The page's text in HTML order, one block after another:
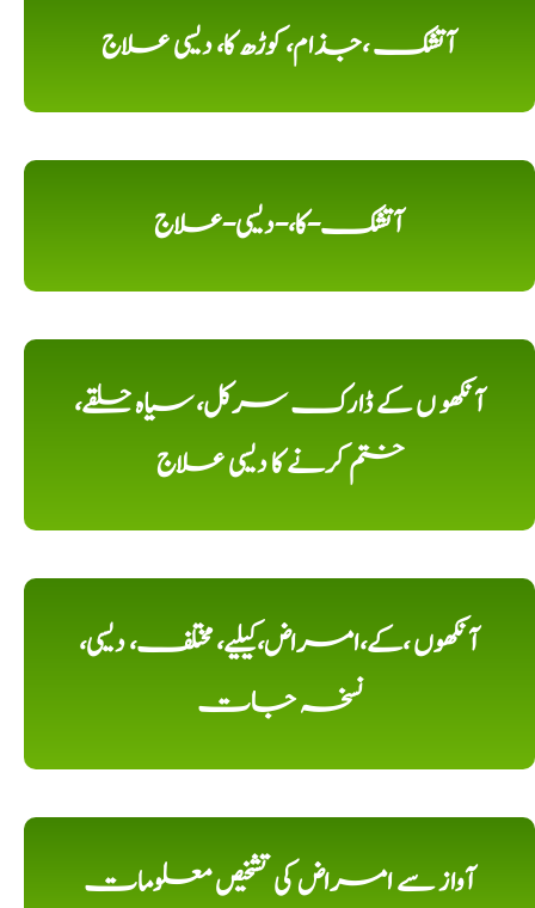
آتشک ،جذام، کوڑھ کا، دیسی علاج
آتشک-کا،-دیسی-علاج
آنکھو ں کے ڈارک سرکل، سیاہ حلقے،
ختم کرنے کا دیسی علاج
آنکھوں ،کے،امراض،کیلیے، مختلف، دیسی،
نسخہ جات
آواز سے امراض کی تشخیص معلومات